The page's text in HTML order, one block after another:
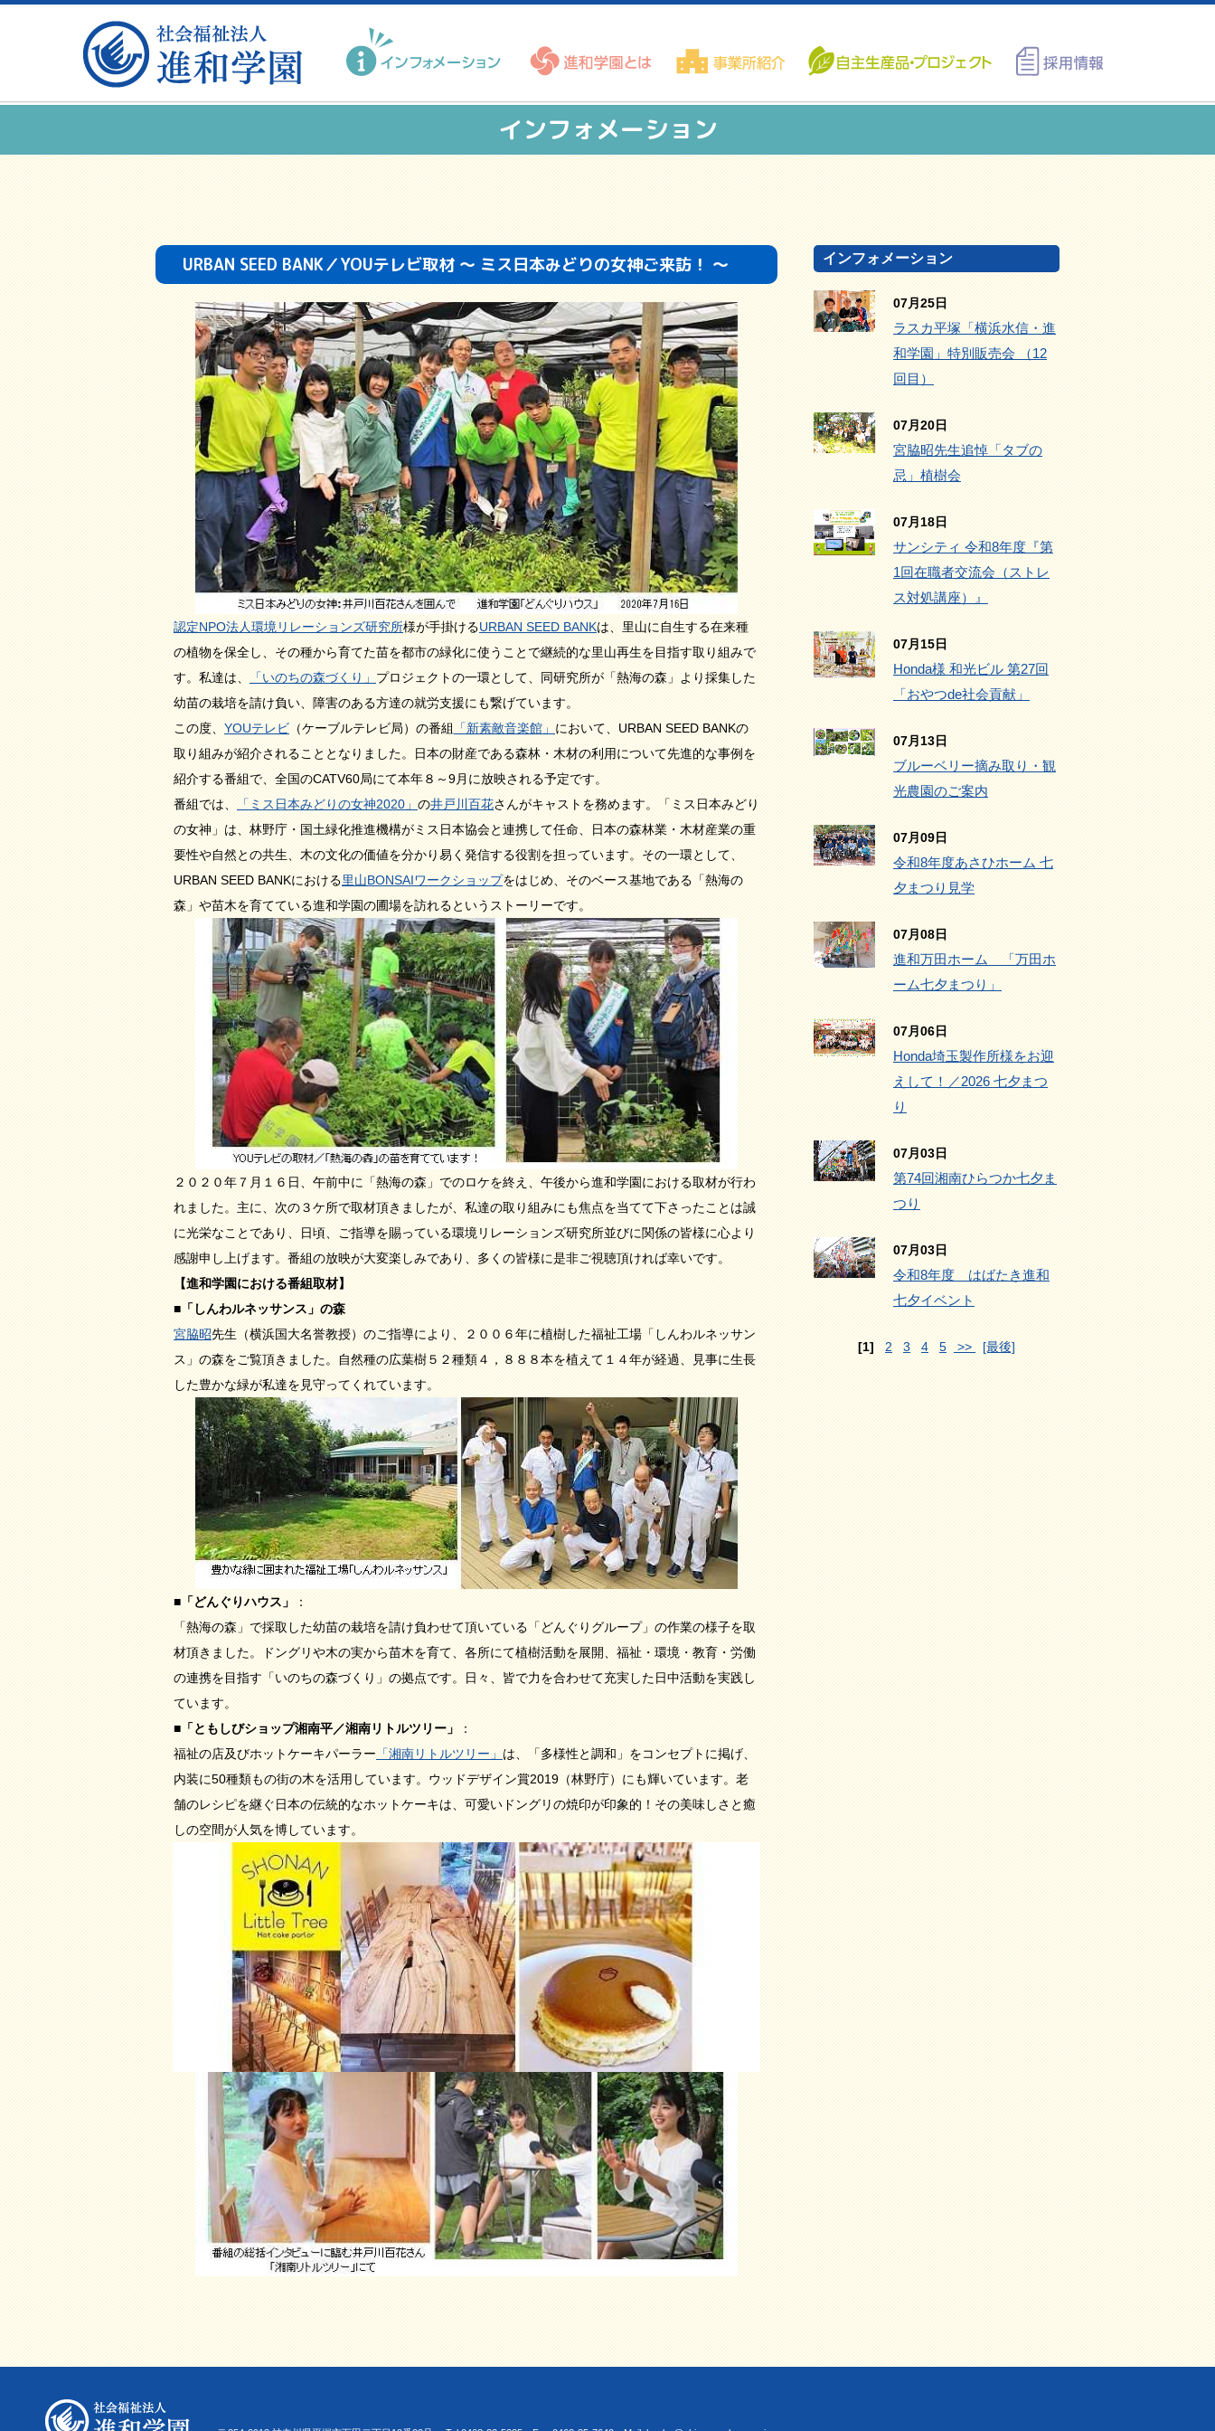
インフォメーション
URBAN SEED BANK／YOUテレビ取材 ～ ミス日本みどりの女神ご来訪！ ～
認定NPO法人環境リレーションズ研究所様が手掛けるURBAN SEED BANKは、里山に自生する在来種
の植物を保全し、その種から育てた苗を都市の緑化に使うことで継続的な里山再生を目指す取り組みで
す。私達は、
「いのちの森づくり」 プロジェクトの一環として、同研究所が「熱海の森」より採集した
幼苗の栽培を請け負い、障害のある方達の就労支援にも繋げています。
この度、 YOUテレビ （ケーブルテレビ局）の番組 「新素敵音楽館」 において、URBAN SEED BANKの
取り組みが紹介されることとなりました。日本の財産である森林・木材の利用について先進的な事例を
紹介する番組で、全国のCATV60局にて本年８～9月に放映される予定です。
番組では、
「ミス日本みどりの女神2020」 の井戸川百花さんがキャストを務めます。「ミス日本みどり
の女神」は、林野庁・国土緑化推進機構がミス日本協会と連携して任命、日本の森林業・木材産業の重
要性や自然との共生、木の文化の価値を分かり易く発信する役割を担っています。その一環として、
URBAN SEED BANKにおける里山BONSAIワークショップをはじめ、そのベース基地である「熱海の
森」や苗木を育てている進和学園の圃場を訪れるというストーリーです。
２０２０年７月１６日、午前中に「熱海の森」でのロケを終え、午後から進和学園における取材が行わ
れました。主に、次の３ケ所で取材頂きましたが、私達の取り組みにも焦点を当てて下さったことは誠
に光栄なことであり、日頃、ご指導を賜っている環境リレーションズ研究所並びに関係の皆様に心より
感謝申し上げます。番組の放映が大変楽しみであり、多くの皆様に是非ご視聴頂ければ幸いです。
【進和学園における番組取材】
■「しんわルネッサンス」の森
宮脇昭先生（横浜国大名誉教授）のご指導により、２００６年に植樹した福祉工場「しんわルネッサン
ス」の森をご覧頂きました。自然種の広葉樹５２種類４，８８８本を植えて１４年が経過、見事に生長
した豊かな緑が私達を見守ってくれています。
■「どんぐりハウス」
：
「熱海の森」で採取した幼苗の栽培を請け負わせて頂いている「どんぐりグループ」の作業の様子を取
材頂きました。ドングリや木の実から苗木を育て、各所にて植樹活動を展開、福祉・環境・教育・労働
の連携を目指す「いのちの森づくり」の拠点です。日々、皆で力を合わせて充実した日中活動を実践し
ています。
■「ともしびショップ湘南平／湘南リトルツリー」
：
福祉の店及びホットケーキパーラー 「湘南リトルツリー」 は、「多様性と調和」をコンセプトに掲げ、
内装に50種類もの街の木を活用しています。ウッドデザイン賞2019（林野庁）にも輝いています。老
舗のレシピを継ぐ日本の伝統的なホットケーキは、可愛いドングリの焼印が印象的！その美味しさと癒
しの空間が人気を博しています。
インフォメーション
07月25日
ラスカ平塚「横浜水信・進
和学園」特別販売会 （12
回目）
07月20日
宮脇昭先生追悼「タブの
忌」植樹会
07月18日
サンシティ 令和8年度『第
1回在職者交流会（ストレ
ス対処講座）』
07月15日
Honda様 和光ビル 第27回
「おやつde社会貢献」
07月13日
ブルーベリー摘み取り・観
光農園のご案内
07月09日
令和8年度あさひホーム 七
夕まつり見学
07月08日
進和万田ホーム 「万田ホ
ーム七夕まつり」
07月06日
Honda埼玉製作所様をお迎
えして！／2026 七夕まつ
り
07月03日
第74回湘南ひらつか七夕ま
つり
07月03日
令和8年度 はばたき進和
七夕イベント
[1] 2 3 4 5 >> [最後]